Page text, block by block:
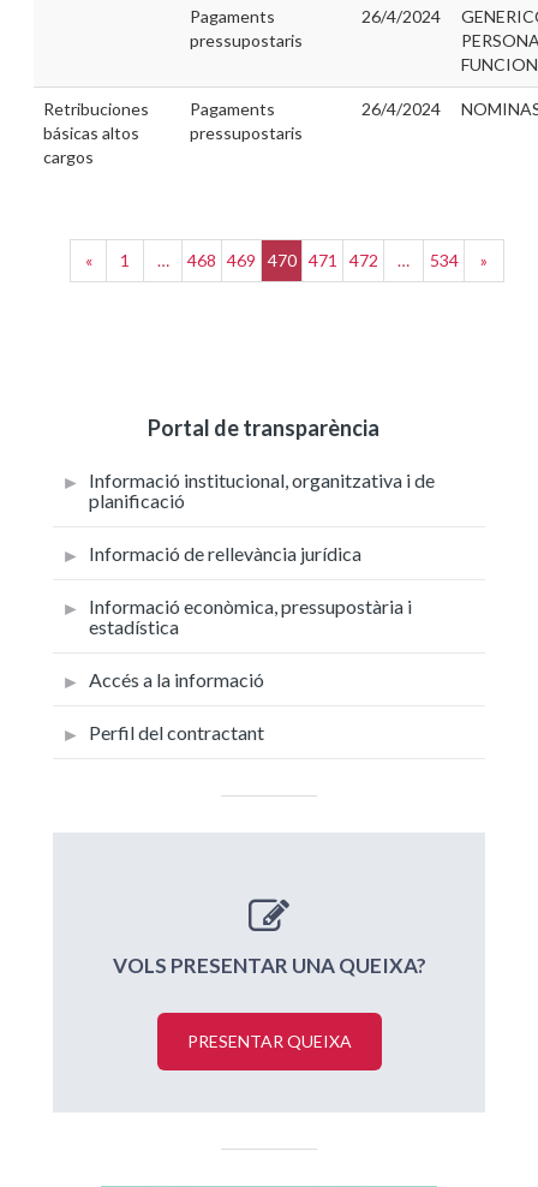
Pagaments
pressupostaris
26/4/2024
Retribuciones
básicas altos
cargos
Pagaments
pressupostaris
26/4/2024
« 1 … 468 469 470 471 472 … 534 »
Portal de transparència
Informació institucional, organitzativa i de
planificació
Informació de rellevància jurídica
Informació econòmica, pressupostària i
estadística
Accés a la informació
Perfil del contractant
VOLS PRESENTAR UNA QUEIXA?
PRESENTAR QUEIXA